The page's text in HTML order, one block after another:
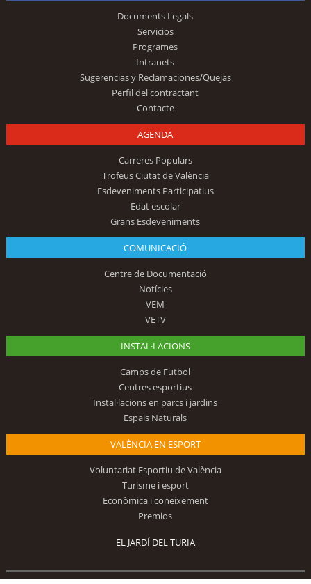
Documents Legals
Servicios
Programes
Intranets
Sugerencias y Reclamaciones/Quejas
Perfil del contractant
Contacte
AGENDA
Carreres Populars
Trofeus Ciutat de València
Esdeveniments Participatius
Edat escolar
Grans Esdeveniments
COMUNICACIÓ
Centre de Documentació
Notícies
VEM
VETV
INSTAL·LACIONS
Camps de Futbol
Centres esportius
Instal·lacions en parcs i jardins
Espais Naturals
VALÈNCIA EN ESPORT
Voluntariat Esportiu de València
Turisme i esport
Econòmica i coneixement
Premios
EL JARDÍ DEL TURIA